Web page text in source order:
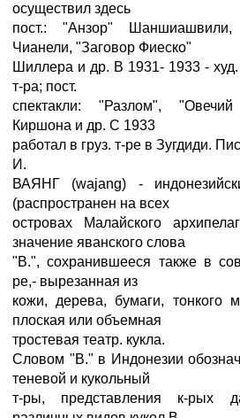
осуществил здесь
пост.: "Анзор"
Чианели, "Заговор Фиеско"
Шиллера и др. В 1931- 1933 - худ.
т-ра; пост.
спектакли: "Разлом",
Киршона и др. С 1933
работал в груз. т-ре в Зугдиди.
И.
ВАЯНГ (wajang) -
(распространен на всех
островах Малайского
значение яванского слова
"В.", сохранившееся также в
ре,- вырезанная из
кожи, дерева, бумаги, тонкого
плоская или объемная
тростевая театр. кукла.
Словом "В." в Индонезии
теневой и кукольный
т-ры, представления к-рых